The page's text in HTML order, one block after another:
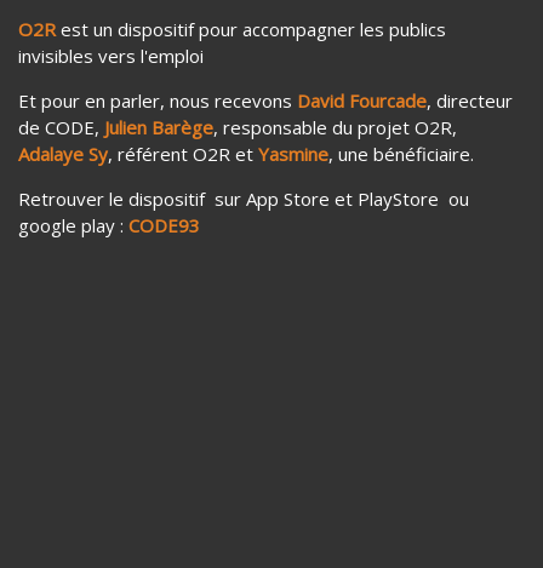
O2R est un dispositif pour accompagner les publics
invisibles vers l'emploi
Et pour en parler, nous recevons David Fourcade, directeur
de CODE, Julien Barège, responsable du projet O2R,
Adalaye Sy, référent O2R et Yasmine, une bénéficiaire.
Retrouver le dispositif sur App Store et PlayStore ou
google play : CODE93